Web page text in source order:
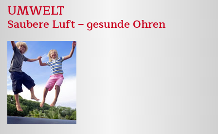
UMWELT
Saubere Luft – gesunde Ohren